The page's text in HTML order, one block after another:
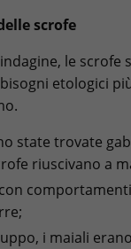
scrofe
le
etologici
state trovate
riuscivano a
i maiali